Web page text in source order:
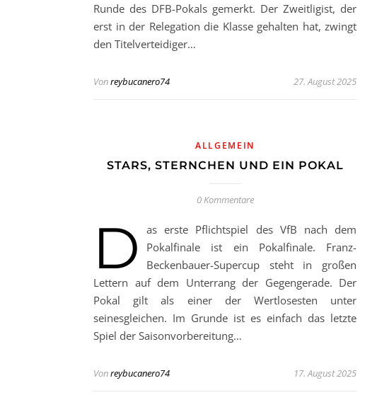
Runde des DFB-Pokals gemerkt. Der Zweitligist, der
erst in der Relegation die Klasse gehalten hat, zwingt
den Titelverteidiger…
Vonreybucanero74 27. August 2025
ALLGEMEIN
STARS, STERNCHEN UND EIN POKAL
0 Kommentare
D
as erste Pflichtspiel des VfB nach dem
Pokalfinale ist ein Pokalfinale. Franz-
Beckenbauer-Supercup steht in großen
Lettern auf dem Unterrang der Gegengerade. Der
Pokal gilt als einer der Wertlosesten unter
seinesgleichen. Im Grunde ist es einfach das letzte
Spiel der Saisonvorbereitung…
Vonreybucanero74 17. August 2025